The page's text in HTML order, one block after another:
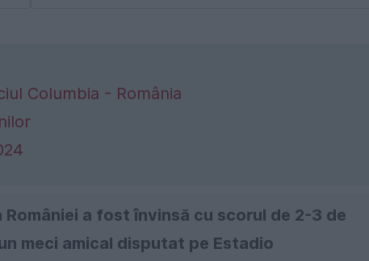
Columbia - România
a fost învinsă cu scorul de 2-3 de
meci amical disputat pe Estadio